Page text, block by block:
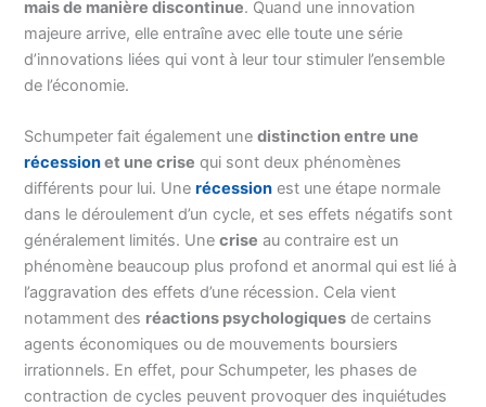
mais de manière discontinue. Quand une innovation
majeure arrive, elle entraîne avec elle toute une série
d’innovations liées qui vont à leur tour stimuler l’ensemble
de l’économie.
Schumpeter fait également unedistinction entre une
récessionet une crise qui sont deux phénomènes
différents pour lui. Unerécession est une étape normale
dans le déroulement d’un cycle, et ses effets négatifs sont
généralement limités. Unecrise au contraire est un
phénomène beaucoup plus profond et anormal qui est lié à
l’aggravation des effets d’une récession. Cela vient
notamment des réactions psychologiques de certains
agents économiques ou de mouvements boursiers
irrationnels. En effet, pour Schumpeter, les phases de
contraction de cycles peuvent provoquer des inquiétudes